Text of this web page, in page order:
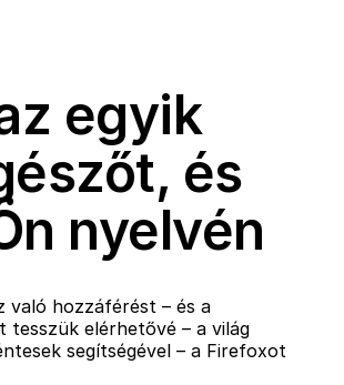
egyik
és
nyelvén
való hozzáférést – és a
tesszük elérhetővé – a világ
segítségével – a Firefoxot